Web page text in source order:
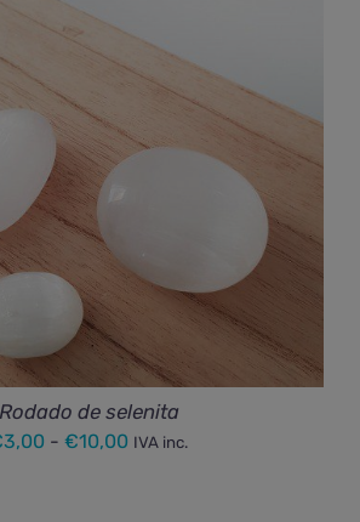
Rodado de selenita
3,00 - €10,00 Rango
IVA inc.